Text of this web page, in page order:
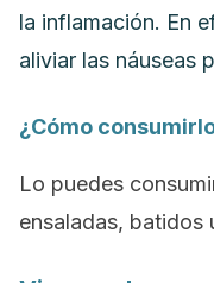
la inflamación. En
aliviar las náuseas
¿Cómo
Lo puedes
ensaladas, batidos